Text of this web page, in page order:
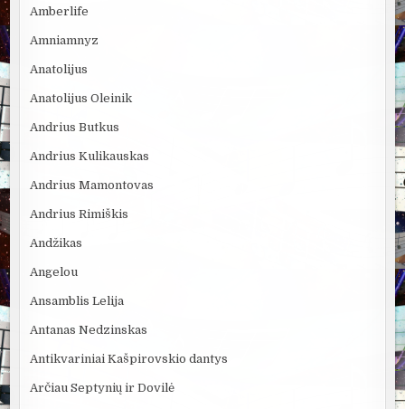
Amberlife
Amniamnyz
Anatolijus
Anatolijus Oleinik
Andrius Butkus
Andrius Kulikauskas
Andrius Mamontovas
Andrius Rimiškis
Andžikas
Angelou
Ansamblis Lelija
Antanas Nedzinskas
Antikvariniai Kašpirovskio dantys
Arčiau Septynių ir Dovilė